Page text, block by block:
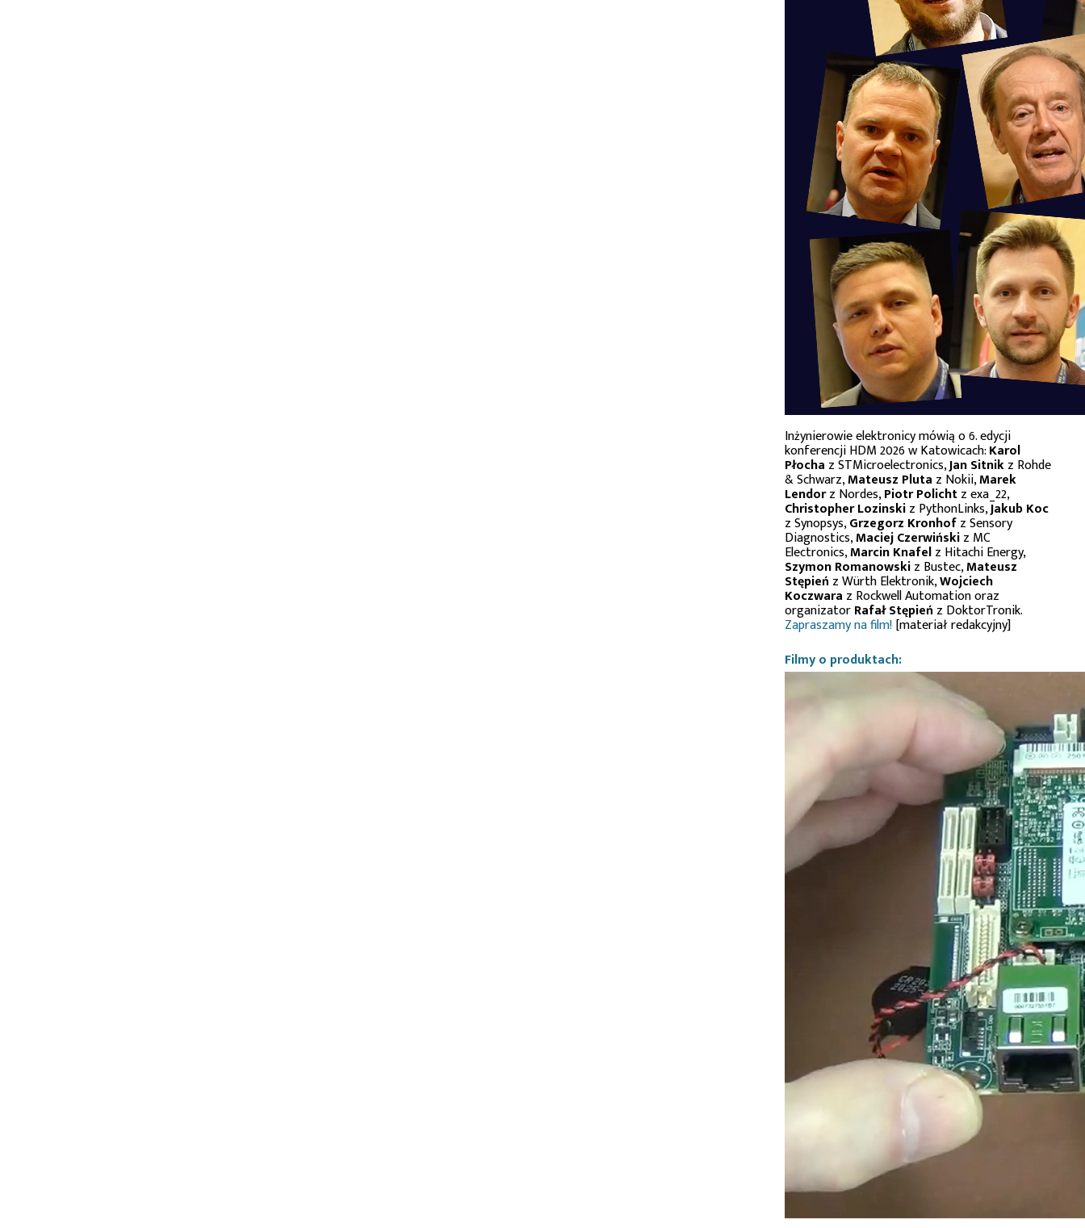
Inżynierowie elektronicy mówią o 6. edycji
konferencji HDM 2026 w Katowicach:Karol
Płocha z STMicroelectronics,Jan Sitnikz Rohde
& Schwarz,Mateusz Pluta z Nokii,Marek
Lendorz Nordes,Piotr Polichtz exa_22,
Christopher Lozinskiz PythonLinks,Jakub Koc
z Synopsys,Grzegorz Kronhofz Sensory
Diagnostics,Maciej Czerwińskiz MC
Electronics,Marcin Knafelz Hitachi Energy,
Szymon Romanowskiz Bustec,Mateusz
Stępień z Würth Elektronik,Wojciech
Koczwara z Rockwell Automation oraz
organizatorRafał Stępień z DoktorTronik.
Zapraszamy na film![materiał redakcyjny]
Filmy o produktach: